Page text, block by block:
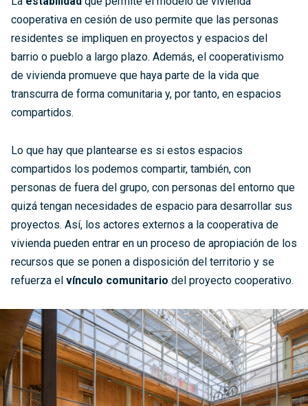
cooperativa en cesión de uso permite que las personas
residentes se impliquen en proyectos y espacios del
barrio o pueblo a largo plazo. Además, el cooperativismo
de vivienda promueve que haya parte de la vida que
transcurra de forma comunitaria y, por tanto, en espacios
compartidos.
Lo que hay que plantearse es si estos espacios
compartidos los podemos compartir, también, con
personas de fuera del grupo, con personas del entorno que
quizá tengan necesidades de espacio para desarrollar sus
proyectos. Así, los actores externos a la cooperativa de
vivienda pueden entrar en un proceso de apropiación de los
recursos que se ponen a disposición del territorio y se
refuerza el vínculo comunitario del proyecto cooperativo.